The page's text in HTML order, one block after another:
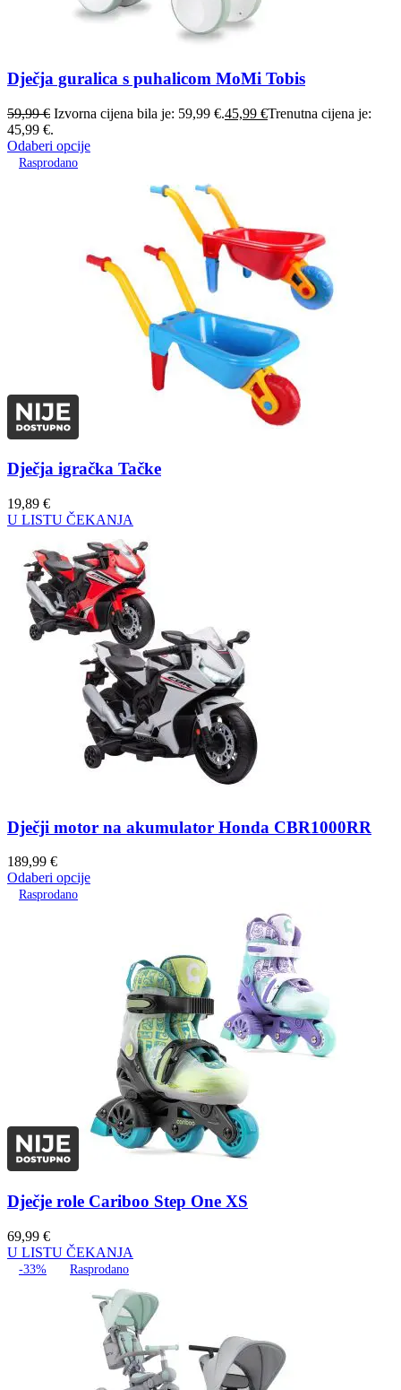
Dječja guralica s puhalicom MoMi Tobis
59,99€ Izvorna cijena bila je: 59,99 €.45,99 €Trenutna cijena je:
45,99 €.
Odaberi opcije
Rasprodano
Dječja igračka Tačke
19,89 €
U LISTU ČEKANJA
Dječji motor na akumulator Honda CBR1000RR
189,99 €
Odaberi opcije
Rasprodano
Dječje role Cariboo Step One XS
69,99 €
U LISTU ČEKANJA
-33% Rasprodano